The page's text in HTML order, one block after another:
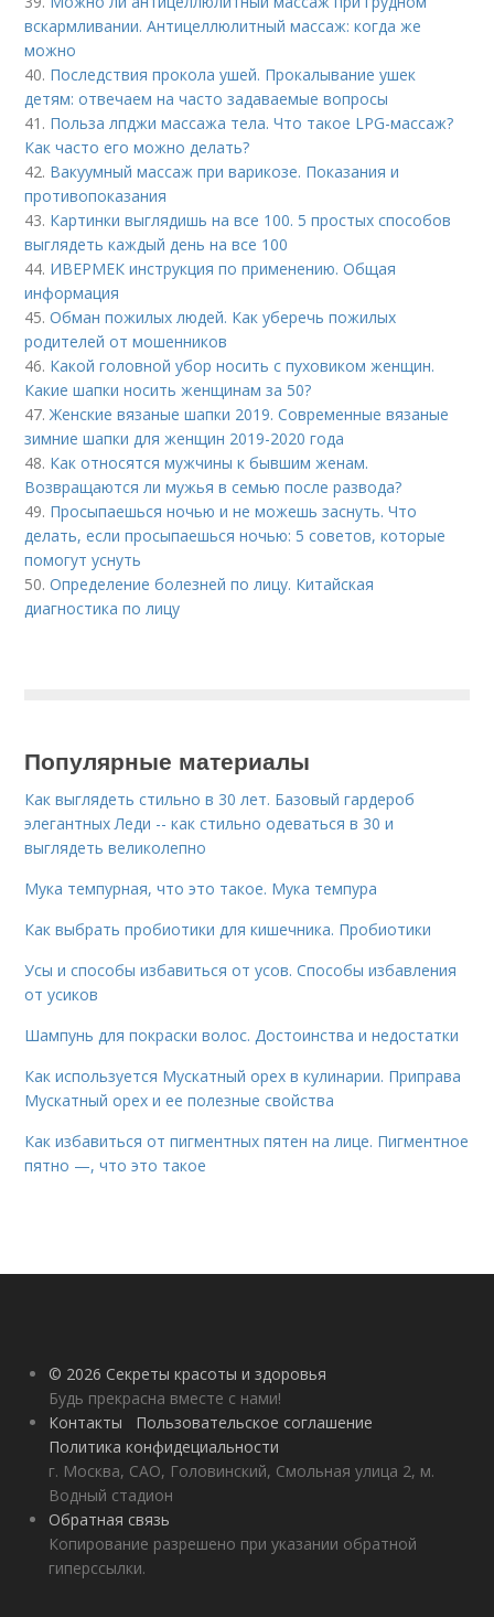
вскармливании. Антицеллюлитный массаж: когда же
можно
40. Последствия прокола ушей. Прокалывание ушек
детям: отвечаем на часто задаваемые вопросы
41. Польза лпджи массажа тела. Что такое LPG-массаж?
Как часто его можно делать?
42. Вакуумный массаж при варикозе. Показания и
противопоказания
43. Картинки выглядишь на все 100. 5 простых способов
выглядеть каждый день на все 100
44. ИВЕРМЕК инструкция по применению. Общая
информация
45.Обман пожилых людей. Как уберечь пожилых
родителей от мошенников
46. Какой головной убор носить с пуховиком женщин.
Какие шапки носить женщинам за 50?
47.Женские вязаные шапки 2019. Современные вязаные
зимние шапки для женщин 2019-2020 года
48. Как относятся мужчины к бывшим женам.
Возвращаются ли мужья в семью после развода?
49. Просыпаешься ночью и не можешь заснуть. Что
делать, если просыпаешься ночью: 5 советов, которые
помогут уснуть
50.Определение болезней по лицу. Китайская
диагностика по лицу
Популярные материалы
Как выглядеть стильно в 30 лет. Базовый гардероб
элегантных Леди -- как стильно одеваться в 30 и
выглядеть великолепно
Мука темпурная, что это такое. Мука темпура
Как выбрать пробиотики для кишечника. Пробиотики
Усы и способы избавиться от усов. Способы избавления
от усиков
Шампунь для покраски волос. Достоинства и недостатки
Как используется Мускатный орех в кулинарии. Приправа
Мускатный орех и ее полезные свойства
Как избавиться от пигментных пятен на лице. Пигментное
пятно —, что это такое
© 2026 Секреты красоты и здоровья
Будь прекрасна вместе с нами!
Контакты
Пользовательское соглашение
Политика конфидециальности
г. Москва, САО, Головинский, Смольная улица 2, м.
Водный стадион
Обратная связь
Копирование разрешено при указании обратной
гиперссылки.